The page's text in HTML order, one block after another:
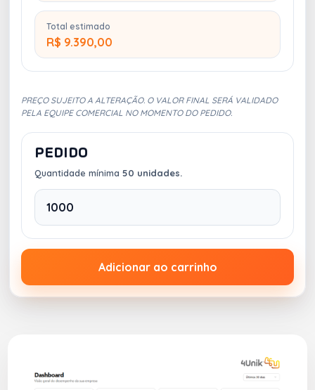
Total estimado
R$ 9.390,00
PREÇO SUJEITO A ALTERAÇÃO. O VALOR FINAL SERÁ VALIDADO
PELA EQUIPE COMERCIAL NO MOMENTO DO PEDIDO.
PEDIDO
Quantidade mínima 50 unidades.
Adicionar ao carrinho